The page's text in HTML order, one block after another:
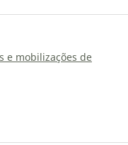
e mobilizações de